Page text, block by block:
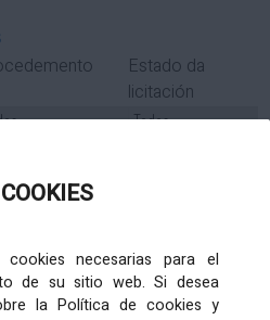
necesarias para el
de su sitio web. Si desea
la Política de cookies y
Estado da
licitación
Tramitación
Título